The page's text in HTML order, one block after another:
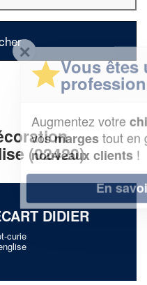
(02420)
DIDIER
curie
un
?
chiffre d'affaireset
en gagnant de
!
savoir plus